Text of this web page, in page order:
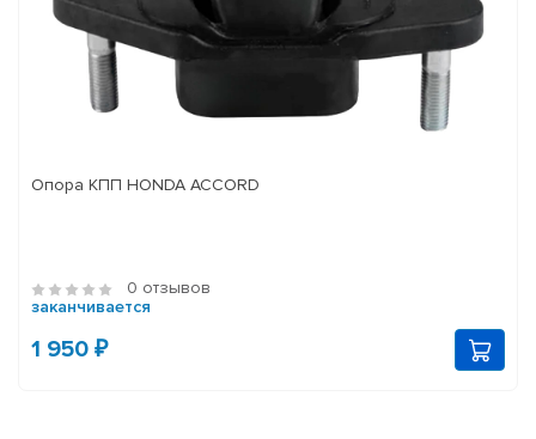
Опора КПП HONDA ACCORD
0 отзывов
заканчивается
1 950 ₽